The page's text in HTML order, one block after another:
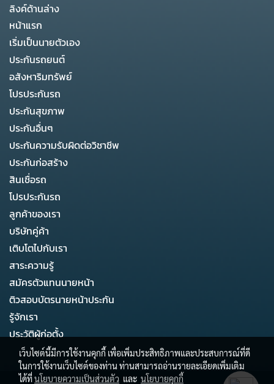
ลิงค์ด้านล่าง
หน้าแรก
เริ่มเป็นนายตัวเอง
ประกันรถยนต์
อสังหาริมทรัพย์
โปรประกันรถ
ประกันสุขภาพ
ประกันอื่นๆ
ประกันความรับผิดต่อวิชาชีพ
ประกันก่อสร้าง
สินเชื่อรถ
โปรประกันรถ
ลูกค้าของเรา
บริษัทคู่ค้า
เติบโตไปกับเรา
สาระความรู้
สมัครตัวแทนนายหน้า
ติวสอบบัตรนายหน้าประกัน
รู้จักเรา
ประวัติผู้ก่อตั้ง
เว็บไซต์นี้มีการใช้งานคุกกี้ เพื่อเพิ่มประสิทธิภาพและประสบการณ์ที่ดี
ในการใช้งานเว็บไซต์ของท่าน ท่านสามารถอ่านรายละเอียดเพิ่มเติม
ได้ที่นโยบายความเป็นส่วนตัว และ นโยบายคุกกี้